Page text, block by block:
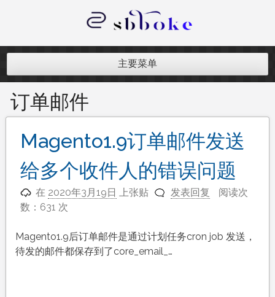
内
记录跨境电商独立站开发遇到的点点
主要菜单
订单邮件
Magento1.9订单邮件发送
给多个收件人的错误问题
在 2020年3月19日 上张贴 发表回复
阅读次
数：631 次
Magento1.9后订单邮件是通过计划任务cron job 发送，
待发的邮件都保存到了core_email_…